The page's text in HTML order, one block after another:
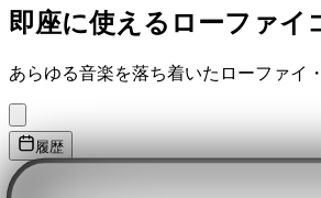
即座に使えるローファイ
あらゆる音楽を落ち着いたローファイ
履歴